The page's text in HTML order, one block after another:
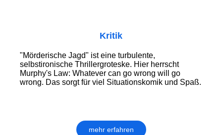
Kritik
"Mörderische Jagd" ist eine turbulente,
selbstironische Thrillergroteske. Hier herrscht
Murphy's Law: Whatever can go wrong will go
wrong. Das sorgt für viel Situationskomik und Spaß.
mehr erfahren